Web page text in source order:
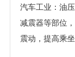
汽车工业：油压
减震器等部位
震动，提高乘